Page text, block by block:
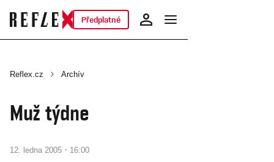
Předplatné
Reflex.cz Archív
Muž týdne
12. ledna 2005 · 16:00